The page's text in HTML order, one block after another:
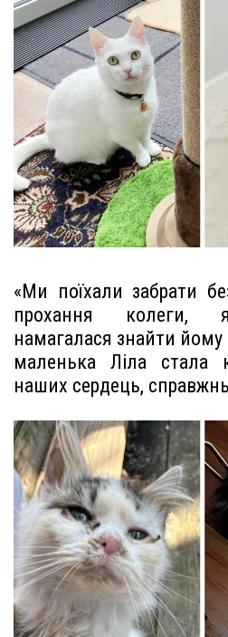
«Ми поїхали забрати
прохання колеги,
намагалася знайти йому
маленька Ліла стала
наших сердець,